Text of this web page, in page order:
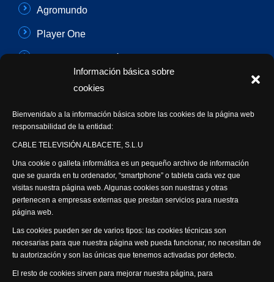
Información básica sobre
cookies
Bienvenida/o a la información básica sobre las cookies de la página web
responsabilidad de la entidad:
CABLE TELEVISIÓN ALBACETE, S.L.U
Una cookie o galleta informática es un pequeño archivo de información
que se guarda en tu ordenador, “smartphone” o tableta cada vez que
visitas nuestra página web. Algunas cookies son nuestras y otras
pertenecen a empresas externas que prestan servicios para nuestra
página web.
Las cookies pueden ser de varios tipos: las cookies técnicas son
necesarias para que nuestra página web pueda funcionar, no necesitan de
tu autorización y son las únicas que tenemos activadas por defecto.
El resto de cookies sirven para mejorar nuestra página, para
Agromundo
Player One
Síguenos